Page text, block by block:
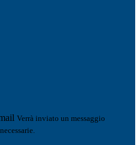
Verrà inviato un messaggio